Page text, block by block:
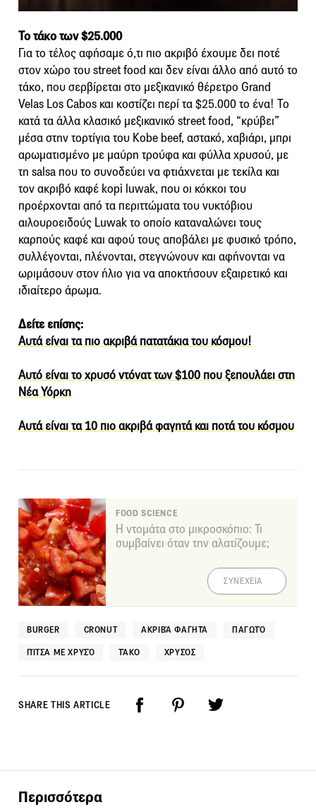
Το τάκο των $25.000
Για το τέλος αφήσαμε ό,τι πιο ακριβό έχουμε δει ποτέ
στον χώρο του street food και δεν είναι άλλο από αυτό το
τάκο, που σερβίρεται στο μεξικανικό θέρετρο Grand
Velas Los Cabos και κοστίζει περί τα $25.000 το ένα! Το
κατά τα άλλα κλασικό μεξικανικό street food, “κρύβει”
μέσα στην τορτίγια του Kobe beef, αστακό, χαβιάρι, μπρι
αρωματισμένο με μαύρη τρούφα και φύλλα χρυσού, με
τη salsa που το συνοδεύει να φτιάχνεται με τεκίλα και
τον ακριβό καφέ kopi luwak, που οι κόκκοι του
προέρχονται από τα περιττώματα του νυκτόβιου
αιλουροειδούς Luwak το οποίο καταναλώνει τους
καρπούς καφέ και αφού τους αποβάλει με φυσικό τρόπο,
συλλέγονται, πλένονται, στεγνώνουν και αφήνονται να
ωριμάσουν στον ήλιο για να αποκτήσουν εξαιρετικό και
ιδιαίτερο άρωμα.
Δείτε επίσης:
Αυτά είναι τα πιο ακριβά πατατάκια του κόσμου!
Αυτό είναι το χρυσό ντόνατ των $100 που ξεπουλάει στη
Νέα Υόρκη
Αυτά είναι τα 10 πιο ακριβά φαγητά και ποτά του κόσμου
FOOD SCIENCE
Η ντομάτα στο μικροσκόπιο: Τι
συμβαίνει όταν την αλατίζουμε;
ΣΥΝΕΧΕΙΑ
BURGER CRONUT ΑΚΡΙΒΆ ΦΑΓΗΤΆ ΠΑΓΩΤΌ
ΠΊΤΣΑ ΜΕ ΧΡΥΣΌ ΤΆΚΟ ΧΡΥΣΌΣ
SHARE THIS ARTICLE
Περισσότερα